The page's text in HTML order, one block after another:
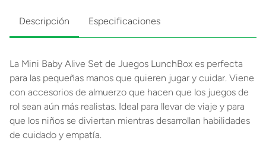
Descripción Especificaciones
La Mini Baby Alive Set de Juegos LunchBox es perfecta
para las pequeñas manos que quieren jugar y cuidar. Viene
con accesorios de almuerzo que hacen que los juegos de
rol sean aún más realistas. Ideal para llevar de viaje y para
que los niños se diviertan mientras desarrollan habilidades
de cuidado y empatía.